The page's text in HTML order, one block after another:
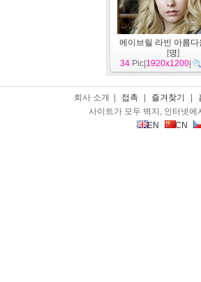
에이브릴 라빈 아름
[명]
34 Pic| 1920x1200
회사 소개 | 접촉 즐겨찾기
사이트가 모두 벽지, 인터넷
EN
CN